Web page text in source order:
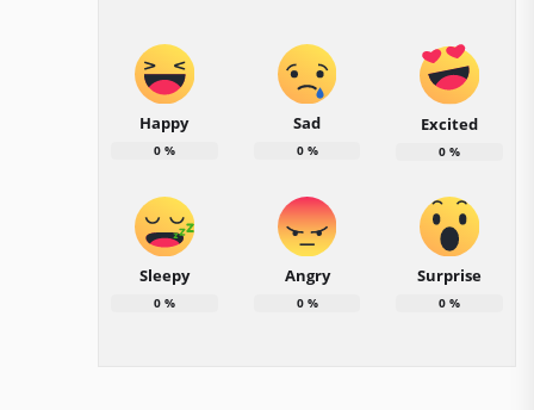
Happy
0%
Sad
0%
Excited
0 %
Sleepy
0%
Angry
0%
Surprise
0 %